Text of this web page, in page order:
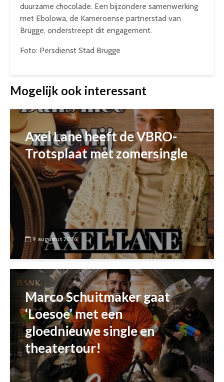
duurzame chocolade. Een bijzondere samenwerking
met Ebolowa, de Kameroense partnerstad van
Brugge, onderstreept dit engagement.
Foto: Persdienst Stad Brugge
Mogelijk ook interessant
Axel Lane heeft de VBRO-
Trotsplaat met zomersingle
9 augustus 2026
Marco Schuitmaker gaat
‘Loesoe’ met een
gloednieuwe single en
theatertour!